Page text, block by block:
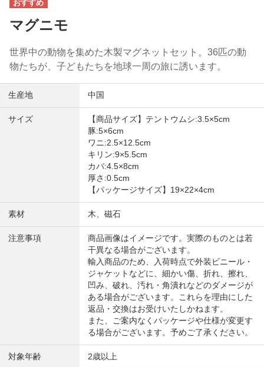
マグニモ
世界中の動物を集めた木製マグネットセット。36匹の動
物たちが、子どもたちを地球一周の旅に誘います。
生産地 中国
サイズ
【商品サイズ】テントウムシ:3.5×5cm
豚:5×6cm
ワニ:2.5×12.5cm
キリン:9×5.5cm
カバ:4.5×8cm
厚さ:0.5cm
【パッケージサイズ】19×22×4cm
素材 木、磁石
注意事項
商品画像はイメージです。実際のものとは若
干異なる場合がございます。
輸入商品のため、入荷時点で外装ビニール・
ジャケットなどに、細かい傷、折れ、擦れ、
凹み、破れ、汚れ・角潰れなどのダメージが
ある場合がございます。これらを理由にした
返品・交換はお受けいたしかねます。
また、ご案内なくパッケージや仕様が変更す
る場合がございます。予めご了承ください。
対象年齢 2歳以上